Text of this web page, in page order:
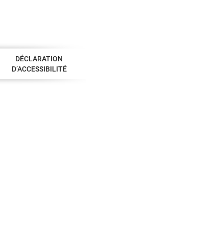
DÉCLARATION
D’ACCESSIBILITÉ